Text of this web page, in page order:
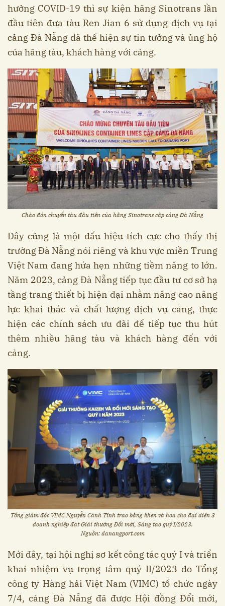
hưởng COVID-19 thì sự kiện hãng Sinotrans lần
đầu tiên đưa tàu Ren Jian 6 sử dụng dịch vụ tại
cảng Đà Nẵng đã thể hiện sự tin tưởng và ủng hộ
của hãng tàu, khách hàng với cảng.
Chào đón chuyến tàu đầu tiên của hãng Sinotrans cập cảng Đà Nẵng
Đây cũng là một dấu hiệu tích cực cho thấy thị
trường Đà Nẵng nói riêng và khu vực miền Trung
Việt Nam đang hứa hẹn những tiềm năng to lớn.
Năm 2023, cảng Đà Nẵng tiếp tục đầu tư cơ sở hạ
tầng trang thiết bị hiện đại nhằm nâng cao nâng
lực khai thác và chất lượng dịch vụ cảng, thực
hiện các chính sách ưu đãi để tiếp tục thu hút
thêm nhiều hãng tàu và khách hàng đến với
cảng.
Tổng giám đốc VIMC Nguyễn Cảnh Tĩnh trao bằng khen và hoa cho đại diện 3
doanh nghiệp đạt Giải thưởng Đổi mới, Sáng tạo quý I/2023.
Nguồn: danangport.com
Mới đây, tại hội nghị sơ kết công tác quý I và triển
khai nhiệm vụ trọng tâm quý II/2023 do Tổng
công ty Hàng hải Việt Nam (VIMC) tổ chức ngày
7/4, cảng Đà Nẵng đã được Hội đồng Đổi mới,